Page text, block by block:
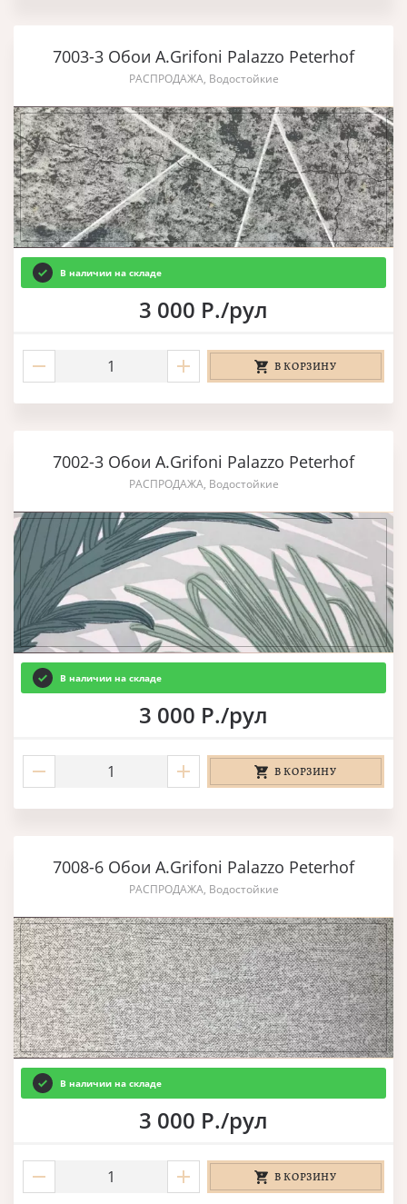
7003-3 Обои A.Grifoni Palazzo Peterhof
РАСПРОДАЖА, Водостойкие
В наличии на складе
3 000 Р./рул
В КОРЗИНУ
7002-3 Обои A.Grifoni Palazzo Peterhof
РАСПРОДАЖА, Водостойкие
В наличии на складе
3 000 Р./рул
В КОРЗИНУ
7008-6 Обои A.Grifoni Palazzo Peterhof
РАСПРОДАЖА, Водостойкие
В наличии на складе
3 000 Р./рул
В КОРЗИНУ